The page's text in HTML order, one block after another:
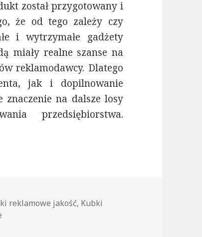
został przygotowany i
że od tego zależy czy
i wytrzymałe gadżety
miały realne szanse na
reklamodawcy. Dlatego
jak i dopilnowanie
znaczenie na dalsze losy
przedsiębiorstwa.
reklamowe jakość, Kubki